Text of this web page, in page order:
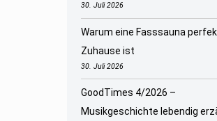
30. Juli 2026
Warum eine Fasssauna
Zuhause ist
30. Juli 2026
GoodTimes 4/2026 –
Musikgeschichte lebendig